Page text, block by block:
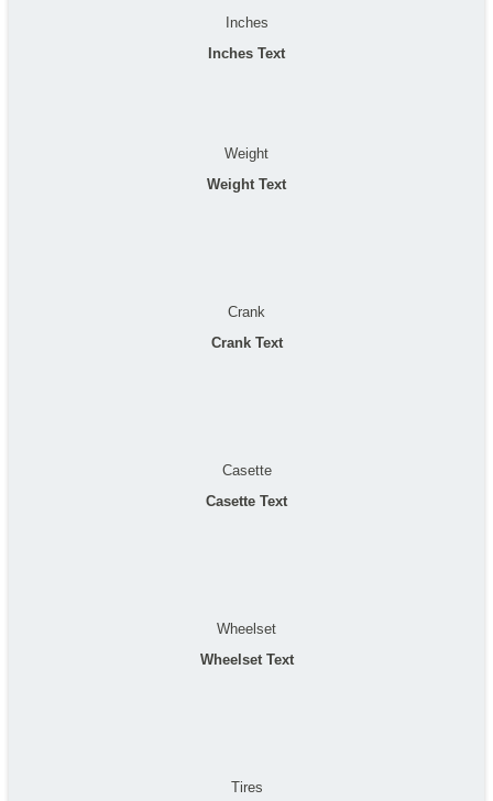
Inches
Inches Text
Weight
Weight Text
Crank
Crank Text
Casette
Casette Text
Wheelset
Wheelset Text
Tires